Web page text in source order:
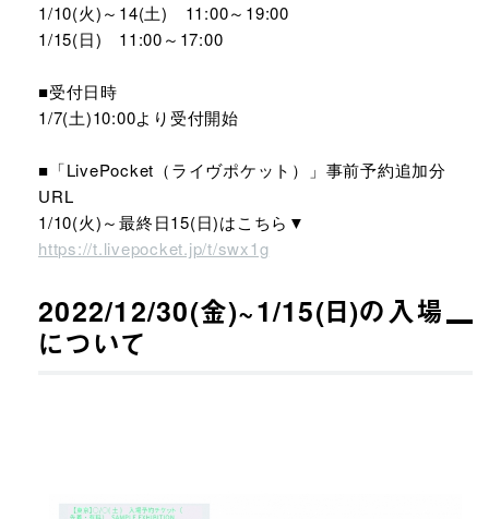
1/10(火)～14(土) 11:00～19:00
1/15(日) 11:00～17:00
■受付日時
1/7(土)10:00より受付開始
■「LivePocket（ライヴポケット）」事前予約追加分
URL
1/10(火)～最終日15(日)はこちら▼
https://t.livepocket.jp/t/swx1g
2022/12/30(金)~1/15(日)の入場
について